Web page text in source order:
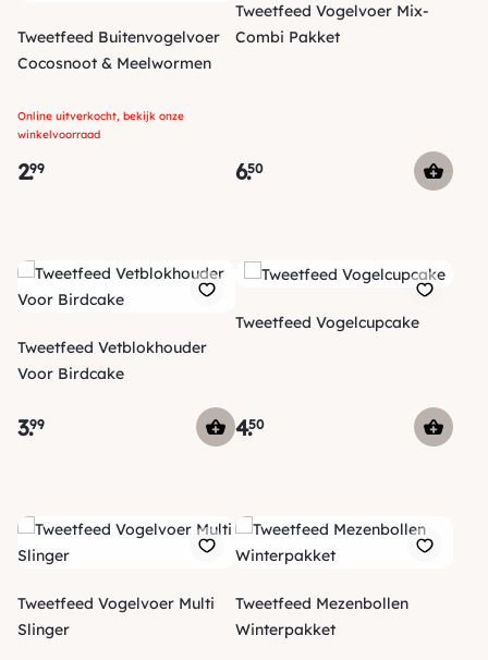
Tweetfeed Buitenvogelvoer
Cocosnoot & Meelwormen
Online uitverkocht, bekijk onze
winkelvoorraad
2.99
Tweetfeed Vogelvoer Mix-
Combi Pakket
6.50
Tweetfeed Vetblokhouder
Voor Birdcake
3.99
Tweetfeed Vogelcupcake
4.50
Tweetfeed Vogelvoer Multi
Slinger
Tweetfeed Mezenbollen
Winterpakket